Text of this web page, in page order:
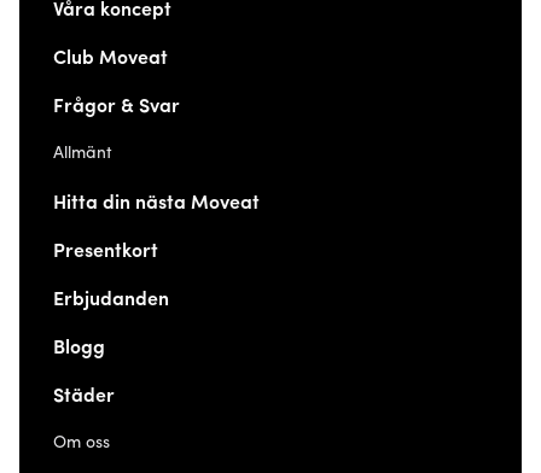
Våra koncept
Club Moveat
Frågor & Svar
Allmänt
Hitta din nästa Moveat
Presentkort
Erbjudanden
Blogg
Städer
Om oss